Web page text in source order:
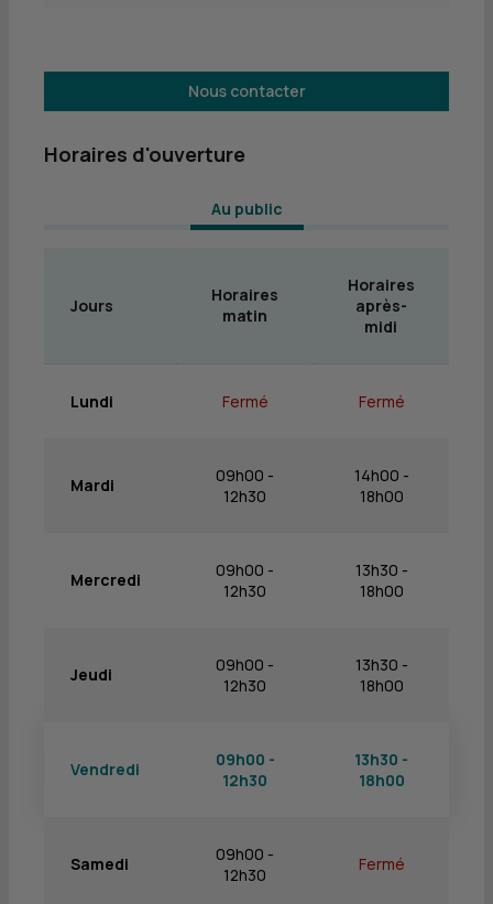
Nous contacter
Horaires d'ouverture
Au public
Jours
Horaires
matin
Horaires
après-
midi
Lundi Fermé Fermé
Mardi
09h00 -
12h30
14h00 -
18h00
Mercredi
09h00 -
12h30
13h30 -
18h00
Jeudi
09h00 -
12h30
13h30 -
18h00
Vendredi
09h00 -
12h30
13h30 -
18h00
Samedi
09h00 -
12h30
Fermé